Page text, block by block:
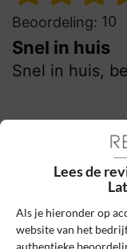
Beoordeling: 10
Snel in huis
Snel in huis,
Review
Bekijk ons beleid
Schrijf
Lees de
Als je hieronder op
website van het